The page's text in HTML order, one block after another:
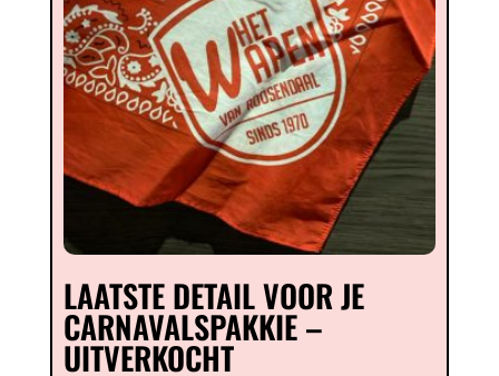
LAATSTE DETAIL VOOR JE
CARNAVALSPAKKIE –
UITVERKOCHT